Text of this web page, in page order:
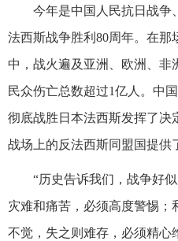
今年是中国人民抗日战争
法西斯战争胜利80周年。在
中，战火遍及亚洲、欧洲、非
民众伤亡总数超过1亿人。中
彻底战胜日本法西斯发挥了决
战场上的反法西斯同盟国提供
“历史告诉我们，战争好
灾难和痛苦，必须高度警惕
不觉，失之则难存，必须精心